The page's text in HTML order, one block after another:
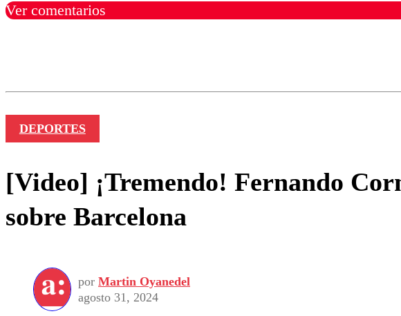
Ver comentarios
DEPORTES
[Video] ¡Tremendo! Fernando
sobre Barcelona
por Martin Oyanedel
agosto 31, 2024